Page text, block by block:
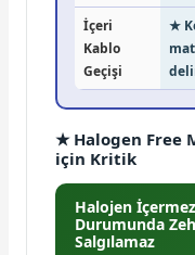
İçeri
Kablo
Geçişi
★
★ Halogen Free
için Kritik
Halojen
Durumunda
Salgılamaz